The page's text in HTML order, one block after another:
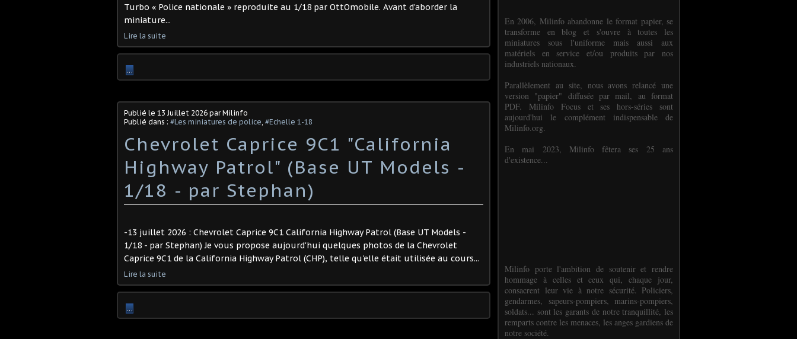
Turbo « Police nationale » reproduite au 1/18 par OttOmobile. Avant d’aborder la
miniature...
Lire la suite
…
Publié le 13 Juillet 2026 par Milinfo
Publié dans : #Les miniatures de police, #Echelle 1-18
Chevrolet Caprice 9C1 "California
Highway Patrol" (Base UT Models -
1/18 - par Stephan) ​
-13 juillet 2026 : Chevrolet Caprice 9C1 California Highway Patrol (Base UT Models -
1/18 - par Stephan) Je vous propose aujourd'hui quelques photos de la Chevrolet
Caprice 9C1 de la California Highway Patrol (CHP), telle qu'elle était utilisée au cours...
Lire la suite
…
En 2006, Milinfo abandonne le format papier, se
transforme en blog et s'ouvre à toutes les
miniatures sous l'uniforme mais aussi aux
matériels en service et/ou produits par nos
industriels nationaux.
Parallèlement au site, nous avons relancé une
version "papier" diffusée par mail, au format
PDF. Milinfo Focus et ses hors-séries sont
aujourd'hui le complément indispensable de
Milinfo.org.
En mai 2023, Milinfo fêtera ses 25 ans
d'existence...
Milinfo porte l'ambition de soutenir et rendre
hommage à celles et ceux qui, chaque jour,
consacrent leur vie à notre sécurité. Policiers,
gendarmes, sapeurs-pompiers, marins-pompiers,
soldats... sont les garants de notre tranquillité, les
remparts contre les menaces, les anges gardiens de
notre société.